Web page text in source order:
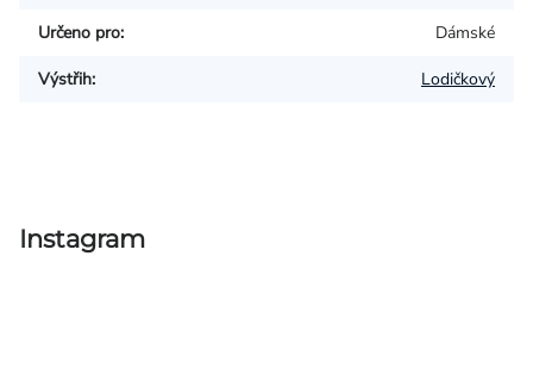
Určeno pro: Dámské
Výstřih: Lodičkový
Instagram